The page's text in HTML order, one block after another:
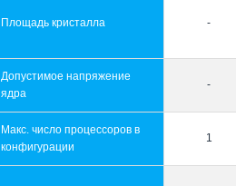
Площадь кристалла -
Допустимое напряжение
ядра
-
Макс. число процессоров в
конфигурации
1